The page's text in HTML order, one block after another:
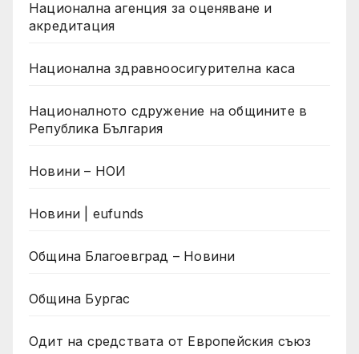
Национална агенция за оценяване и
акредитация
Национална здравноосигурителна каса
Националното сдружение на общините в
Република България
Новини – НОИ
Новини | eufunds
Община Благоевград – Новини
Община Бургас
Одит на средствата от Европейския съюз